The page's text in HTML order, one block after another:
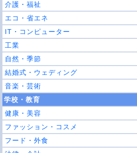
介護・福祉
エコ・省エネ
IT・コンピューター
工業
自然・季節
結婚式・ウェディング
音楽・芸術
学校・教育
健康・美容
ファッション・コスメ
フード・外食